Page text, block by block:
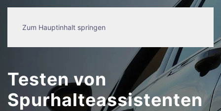
Zum Hauptinhalt springen
Testen von
Spurhalteassistenten